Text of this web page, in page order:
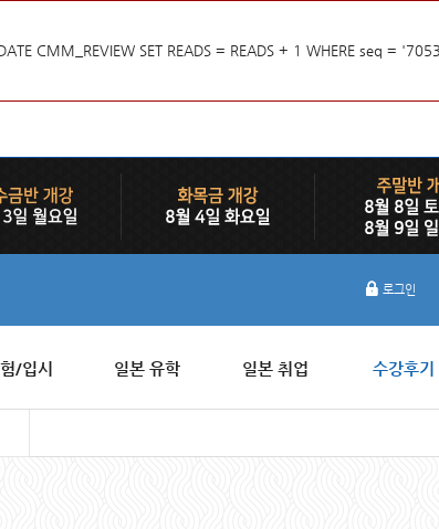
CMM_REVIEW SET READS = READS + 1 WHERE seq =
로그인
/입시 일본 유학 일본 취업 수강후기